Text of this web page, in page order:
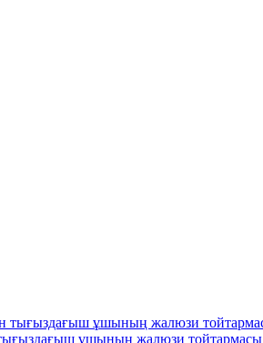
ұшының жалюзи тойтармасы